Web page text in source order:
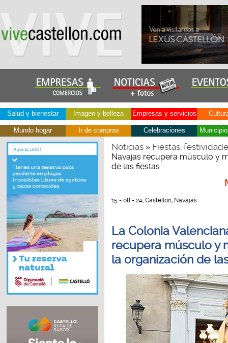
Salud y bienestar Imagen y belleza Empresas y servicios
Mundo hogar Ir de compras Celebraciones
Noticias» Fiestas,
Navajas recupera músculo y
de las fiestas
15 - 08 - 24, Castellón, Navajas
La Colonia
recupera músculo y
la organización de